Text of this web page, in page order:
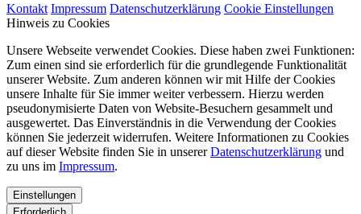
Kontakt Impressum Datenschutzerklärung Cookie Einstellungen
Hinweis zu Cookies
Unsere Webseite verwendet Cookies. Diese haben zwei Funktionen:
Zum einen sind sie erforderlich für die grundlegende Funktionalität
unserer Website. Zum anderen können wir mit Hilfe der Cookies
unsere Inhalte für Sie immer weiter verbessern. Hierzu werden
pseudonymisierte Daten von Website-Besuchern gesammelt und
ausgewertet. Das Einverständnis in die Verwendung der Cookies
können Sie jederzeit widerrufen. Weitere Informationen zu Cookies
auf dieser Website finden Sie in unsererDatenschutzerklärung und
zu uns im Impressum.
Einstellungen